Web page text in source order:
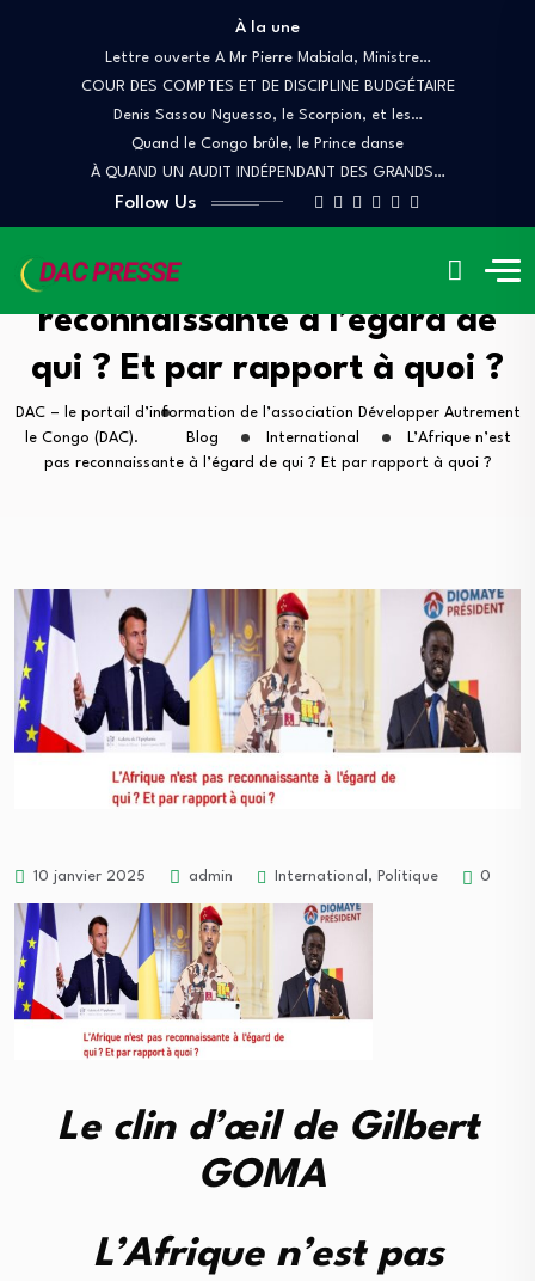
À la une
Lettre ouverte A Mr Pierre Mabiala, Ministre…
COUR DES COMPTES ET DE DISCIPLINE BUDGÉTAIRE
Denis Sassou Nguesso, le Scorpion, et les…
Quand le Congo brûle, le Prince danse
À QUAND UN AUDIT INDÉPENDANT DES GRANDS…
Follow Us
L’Afrique n’est pas
reconnaissante à l’égard de
qui ? Et par rapport à quoi ?
DAC – le portail d’information de l’association Développer Autrement
le Congo (DAC).
Blog International
L’Afrique n’est
pas reconnaissante à l’égard de qui ? Et par rapport à quoi ?
10 janvier 2025 admin International , Politique 0
Le clin d’œil de Gilbert
GOMA
L’Afrique n’est pas